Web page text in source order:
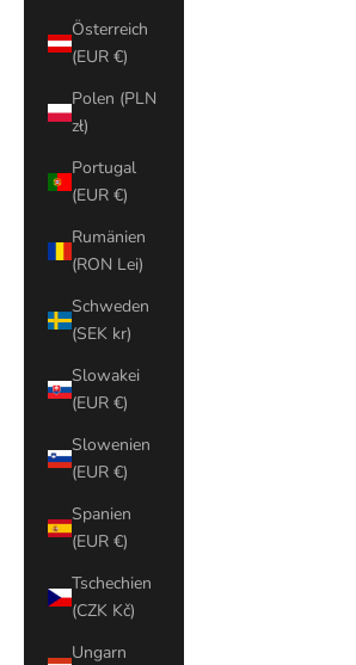
Österreich
(EUR €)
Polen (PLN
zł)
Portugal
(EUR €)
Rumänien
(RON Lei)
Schweden
(SEK kr)
Slowakei
(EUR €)
Slowenien
(EUR €)
Spanien
(EUR €)
Tschechien
(CZK Kč)
Ungarn